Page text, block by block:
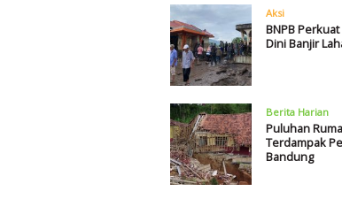
Aksi
BNPB
Dini Banjir
Berita Harian
Puluhan
Terdampak
Bandung